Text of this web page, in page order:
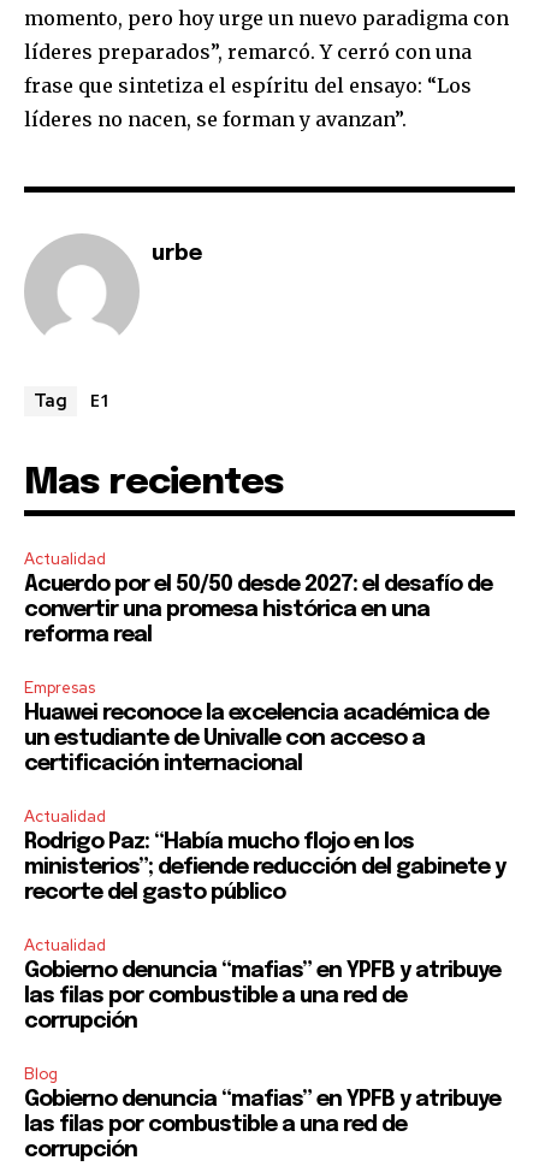
momento, pero hoy urge un nuevo paradigma con
líderes preparados”, remarcó. Y cerró con una
frase que sintetiza el espíritu del ensayo: “Los
líderes no nacen, se forman y avanzan”.
urbe
Tag E1
Mas recientes
Actualidad
Acuerdo por el 50/50 desde 2027: el desafío de
convertir una promesa histórica en una
reforma real
Empresas
Huawei reconoce la excelencia académica de
un estudiante de Univalle con acceso a
certificación internacional
Actualidad
Rodrigo Paz: “Había mucho flojo en los
ministerios”; defiende reducción del gabinete y
recorte del gasto público
Actualidad
Gobierno denuncia “mafias” en YPFB y atribuye
las filas por combustible a una red de
corrupción
Blog
Gobierno denuncia “mafias” en YPFB y atribuye
las filas por combustible a una red de
corrupción